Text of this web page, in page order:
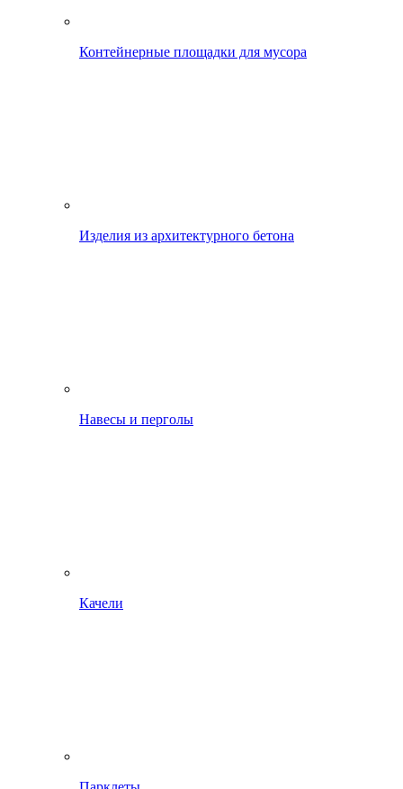
Контейнерные площадки для мусора
Изделия из архитектурного бетона
Навесы и перголы
Качели